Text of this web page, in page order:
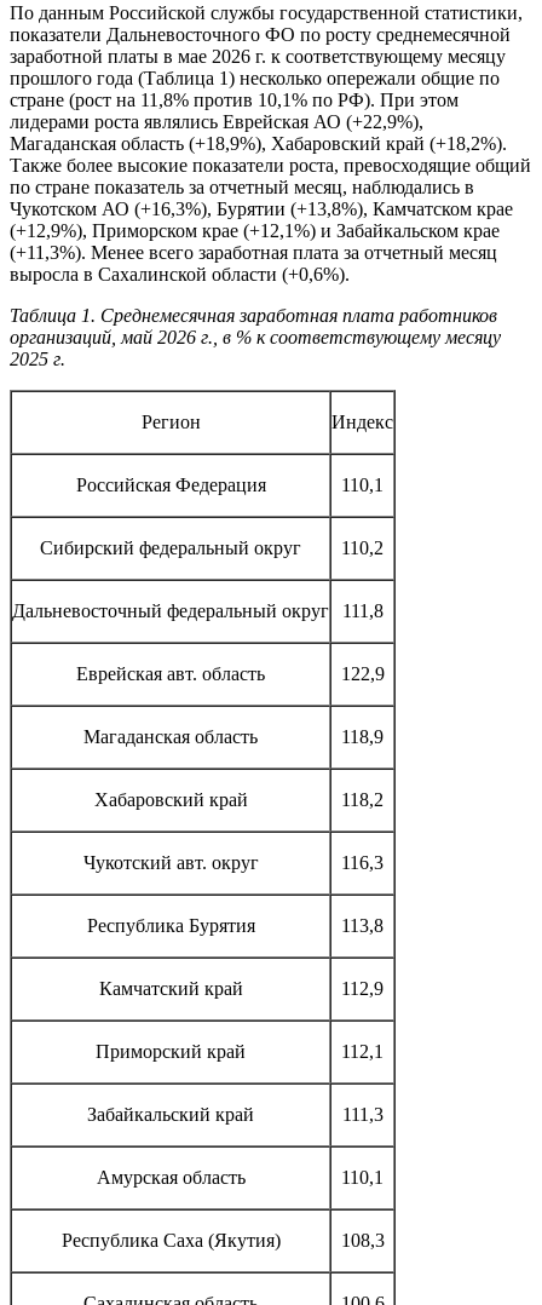
По данным Российской службы государственной статистики,
показатели Дальневосточного ФО по росту среднемесячной
заработной платы в мае 2026 г. к соответствующему месяцу
прошлого года (Таблица 1) несколько опережали общие по
стране (рост на 11,8% против 10,1% по РФ). При этом
лидерами роста являлись Еврейская АО (+22,9%),
Магаданская область (+18,9%), Хабаровский край (+18,2%).
Также более высокие показатели роста, превосходящие общий
по стране показатель за отчетный месяц, наблюдались в
Чукотском АО (+16,3%), Бурятии (+13,8%), Камчатском крае
(+12,9%), Приморском крае (+12,1%) и Забайкальском крае
(+11,3%). Менее всего заработная плата за отчетный месяц
выросла в Сахалинской области (+0,6%).
Таблица 1. Среднемесячная заработная плата работников
организаций, май 2026 г., в % к соответствующему месяцу
2025 г.
Регион Индекс
Российская Федерация 110,1
Сибирский федеральный округ 110,2
Дальневосточный федеральный округ 111,8
Еврейская авт. область 122,9
Магаданская область 118,9
Хабаровский край 118,2
Чукотский авт. округ 116,3
Республика Бурятия 113,8
Камчатский край 112,9
Приморский край 112,1
Забайкальский край 111,3
Амурская область 110,1
Республика Саха (Якутия) 108,3